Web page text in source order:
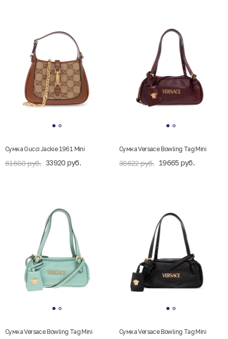
Сумка Gucci Jackie 1961 Mini
61680 руб. 33920 руб.
Сумка Versace Bowling Tag Mini
38622 руб. 19665 руб.
Сумка Versace Bowling Tag Mini Сумка Versace Bowling Tag Mini